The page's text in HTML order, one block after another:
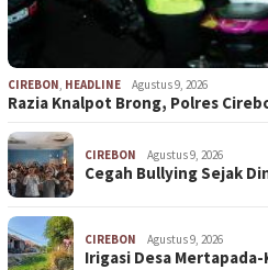
CIREBON, HEADLINE Agustus 9, 2026
Razia Knalpot Brong, Polres
CIREBON Agustus 9, 2026
Cegah Bullying Sejak
CIREBON Agustus 9, 2026
Irigasi Desa